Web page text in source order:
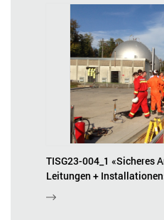
TISG23-004_1 «Sicheres
Leitungen +